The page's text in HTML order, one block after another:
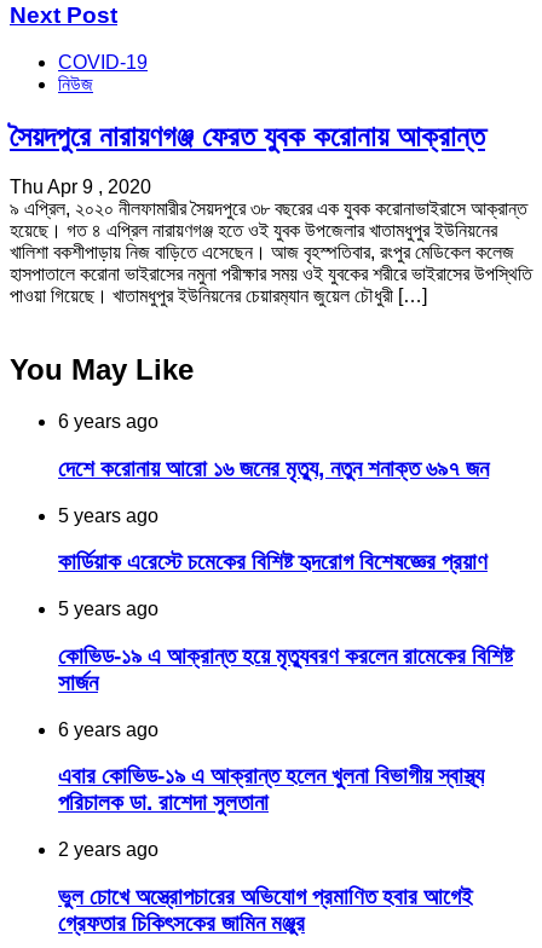
Next Post
COVID-19
নিউজ
সৈয়দপুরে নারায়ণগঞ্জ ফেরত যুবক করোনায় আক্রান্ত
Thu Apr 9 , 2020
৯ এপ্রিল, ২০২০ নীলফামারীর সৈয়দপুরে ৩৮ বছরের এক যুবক করোনাভাইরাসে আক্রান্ত
হয়েছে। গত ৪ এপ্রিল নারায়ণগঞ্জ হতে ওই যুবক উপজেলার খাতামধুপুর ইউনিয়নের
খালিশা বকশীপাড়ায় নিজ বাড়িতে এসেছেন। আজ বৃহস্পতিবার, রংপুর মেডিকেল কলেজ
হাসপাতালে করোনা ভাইরাসের নমুনা পরীক্ষার সময় ওই যুবকের শরীরে ভাইরাসের উপস্থিতি
পাওয়া গিয়েছে। খাতামধুপুর ইউনিয়নের চেয়ারম‌্যান জুয়েল চৌধুরী […]
You May Like
6 years ago
দেশে করোনায় আরো ১৬ জনের মৃত্যু, নতুন শনাক্ত ৬৯৭ জন
5 years ago
কার্ডিয়াক এরেস্টে চমেকের বিশিষ্ট হৃদরোগ বিশেষজ্ঞের প্রয়াণ
5 years ago
কোভিড-১৯ এ আক্রান্ত হয়ে মৃত্যুবরণ করলেন রামেকের বিশিষ্ট
সার্জন
6 years ago
এবার কোভিড-১৯ এ আক্রান্ত হলেন খুলনা বিভাগীয় স্বাস্থ্য
পরিচালক ডা. রাশেদা সুলতানা
2 years ago
ভুল চোখে অস্ত্রোপচারের অভিযোগ প্রমাণিত হবার আগেই
গ্রেফতার চিকিৎসকের জামিন মঞ্জুর